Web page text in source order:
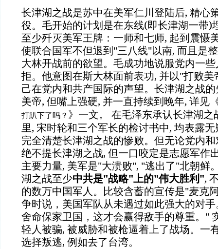
长津湖之战是苏中在美军仁川登陆后, 精心
役。毛开始的计划是在东线(即长津湖一带)
至少歼灭美军王牌：一师和七师, 起到震慑
使联合国军不但退到"三八线"以南, 而且是
大林开战前的欲望。毛成功地说服党内一
拒。他意图在斯大林面前表功, 并以"打败
己在党内和共产国际的声望。长津湖之战
美帝, 但嘴上强硬, 并一直持续到晚年, 详见
打趴下了吗？ 》一文。 在毛泽东承认长津湖
里, 宋时轮和三个军长的检讨书中, 均表露
完全清楚长津湖之战的惨败。但无论党内
绝不提长津湖之战, 但一口咬定是志愿军作
主要力量, 美军是"大溃败", "逃出了"北朝鲜
湖之战至少中共是"战略"上的"伟大胜利",
的数万中国军人。比较含蓄的宣传是"麦克
争时说，美国军队从未遇过如此强大的对
舍命保家卫国，这才会赢得敌手的尊重。"
轻人被骗, 被威胁和被枪逼着上了战场。一
选择叛逃, 例如去了台湾。